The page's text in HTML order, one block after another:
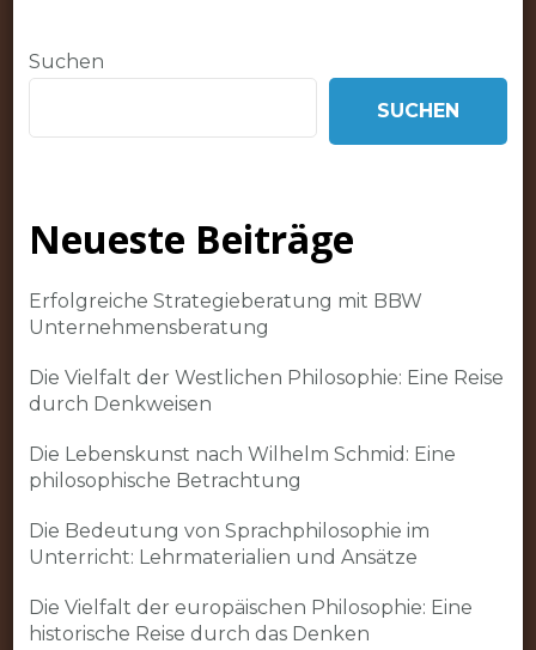
Suchen
SUCHEN
Neueste Beiträge
Erfolgreiche Strategieberatung mit BBW
Unternehmensberatung
Die Vielfalt der Westlichen Philosophie: Eine Reise
durch Denkweisen
Die Lebenskunst nach Wilhelm Schmid: Eine
philosophische Betrachtung
Die Bedeutung von Sprachphilosophie im
Unterricht: Lehrmaterialien und Ansätze
Die Vielfalt der europäischen Philosophie: Eine
historische Reise durch das Denken